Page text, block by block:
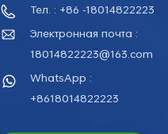
Тел. : +86 -18014822223
Электронная почта :
18014822223@163.com
WhatsApp :
+8618014822223